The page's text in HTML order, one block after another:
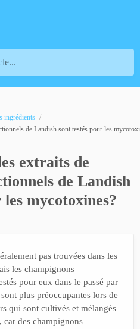
ingrédients
de Landish sont testés pour les
extraits de
de Landish
mycotoxines?
pas trouvées dans les
les champignons
pour eux dans le passé par
plus préoccupantes lors de
qui sont cultivés et mélangés
car des champignons